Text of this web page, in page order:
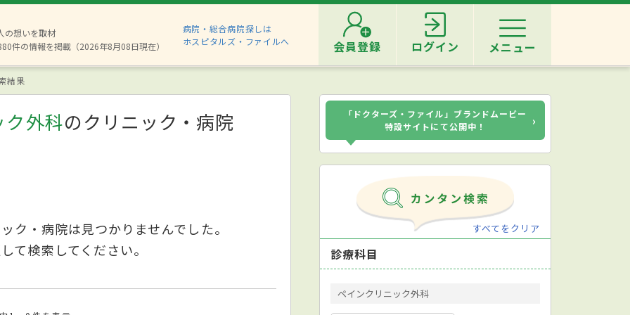
の想いを取材
件の情報を掲載（2026年8月08日現在）
病院・総合病院探しは
ホスピタルズ・ファイルへ
会員登録 ログイン メニュー
結果
外科のクリニック・病院
ク・病院は見つかりませんでした。
て検索してください。
「ドクターズ・ファイル」ブランドムービー
特設サイトにて公開中！
›
すべてをクリア
診療科目
ペインクリニック外科